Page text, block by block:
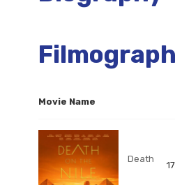
Movie Name
Death